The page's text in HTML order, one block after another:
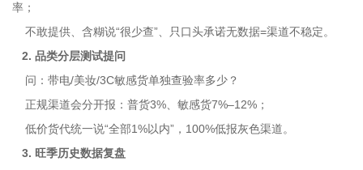
率；
不敢提供、含糊说“很少查”、只口头承诺无数据=渠道不稳定。
2. 品类分层测试提问
问：带电/美妆/3C敏感货单独查验率多少？
正规渠道会分开报：普货3%、敏感货7%–12%；
低价货代统一说“全部1%以内”，100%低报灰色渠道。
3. 旺季历史数据复盘